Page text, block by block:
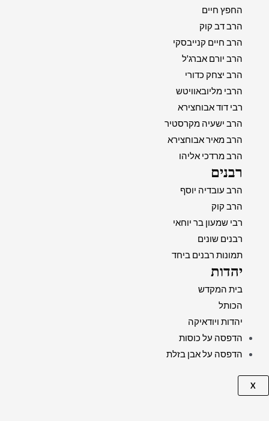
החפץ חיים
הרב דב קוק
הרב חיים קנייבסקי
הרב יורם אברג'ל
הרב יצחק כדורי
הרבי מליובאוויטש
רבי דוד אבוחצירא
הרב ישעיה מקרסטיר
הרב מאיר אבוחצירא
הרב מרדכי אליהו
רבנים
הרב עובדיה יוסף
הרב קוק
רבי שמעון בר יוחאי
רבנים שונים
תמונות רבנים ביחד
יהדות
בית המקדש
הכותל
יהדות ויודאיקה
הדפסה על כוסות
הדפסה על אבן בזלת
X